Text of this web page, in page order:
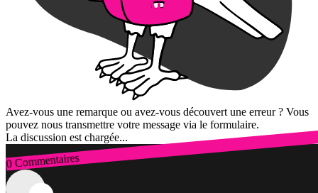
Avez-vous une remarque ou avez-vous découvert une erreur ? Vous
pouvez nous transmettre votre message via le formulaire.
La discussion est chargée...
0 Commentaires
Connexion